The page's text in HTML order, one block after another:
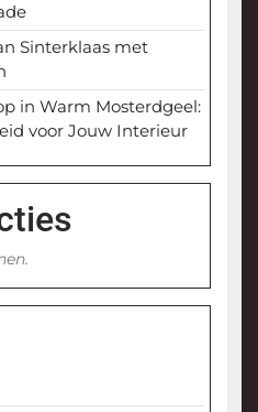
Sinterklaas met
in Warm Mosterdgeel:
voor Jouw Interieur